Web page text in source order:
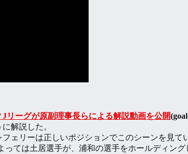
リーグが原副理事長らによる解説動画を公開
解説した。
ェリーは正しいポジションでこのシーンを見
ては土居選手が、浦和の選手をホールディン